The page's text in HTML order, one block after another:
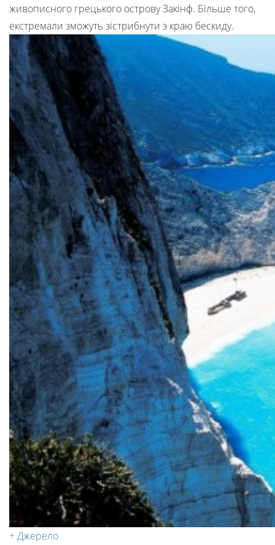
живописного грецького острову Закінф. Більше того,
екстремали зможуть зістрибнути з краю бескиду.
+ Джерело